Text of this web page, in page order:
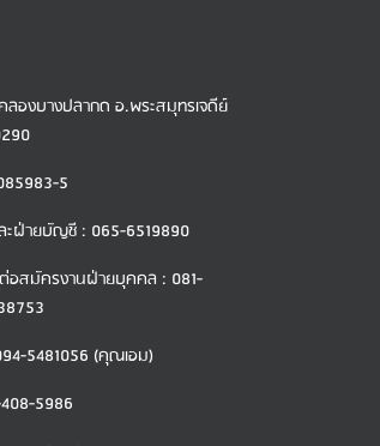
องบางปลากด อ.พระสมุทรเจดีย์
5
ะฝ่ายบัญชี : 065-6519890
อสมัครงานฝ่ายบุคคล : 081-
5481056 (คุณเอม)
5986